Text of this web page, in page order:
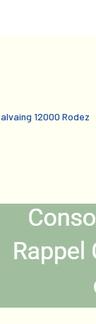
12000 Rodez